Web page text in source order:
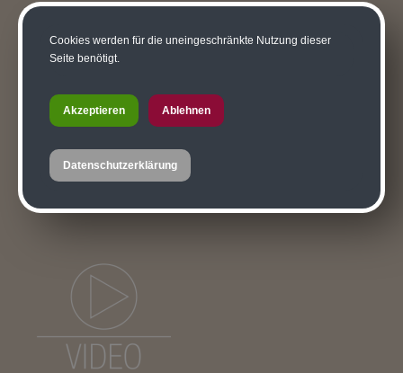
Cookies werden für die uneingeschränkte Nutzung dieser
Seite benötigt.
Akzeptieren Ablehnen
Datenschutzerklärung